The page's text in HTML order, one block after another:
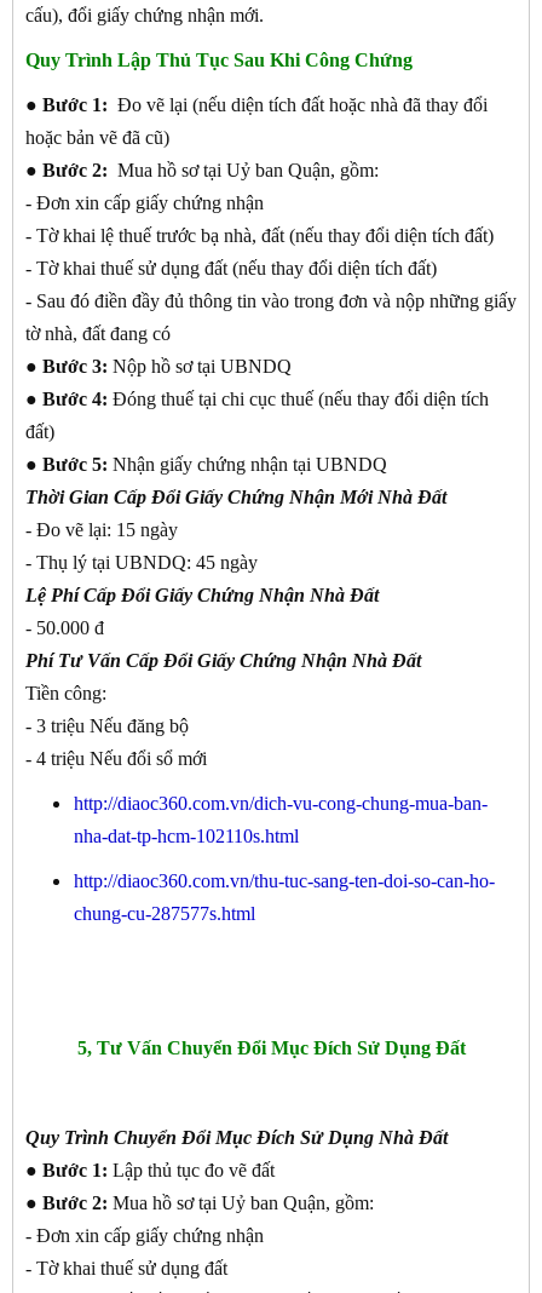
cấu), đổi giấy chứng nhận mới.
Quy Trình Lập Thủ Tục Sau Khi Công Chứng
● Bước 1: Đo vẽ lại (nếu diện tích đất hoặc nhà đã thay đổi
hoặc bản vẽ đã cũ)
● Bước 2: Mua hồ sơ tại Uỷ ban Quận, gồm:
- Đơn xin cấp giấy chứng nhận
- Tờ khai lệ thuế trước bạ nhà, đất (nếu thay đổi diện tích đất)
- Tờ khai thuế sử dụng đất (nếu thay đổi diện tích đất)
- Sau đó điền đầy đủ thông tin vào trong đơn và nộp những giấy
tờ nhà, đất đang có
● Bước 3: Nộp hồ sơ tại UBNDQ
● Bước 4: Đóng thuế tại chi cục thuế (nếu thay đổi diện tích
đất)
● Bước 5: Nhận giấy chứng nhận tại UBNDQ
Thời Gian Cấp Đổi Giấy Chứng Nhận Mới Nhà Đất
- Đo vẽ lại: 15 ngày
- Thụ lý tại UBNDQ: 45 ngày
Lệ Phí Cấp Đổi Giấy Chứng Nhận Nhà Đất
- 50.000 đ
Phí Tư Vấn Cấp Đổi Giấy Chứng Nhận Nhà Đất
Tiền công:
- 3 triệu Nếu đăng bộ
- 4 triệu Nếu đổi sổ mới
http://diaoc360.com.vn/dich-vu-cong-chung-mua-ban-
nha-dat-tp-hcm-102110s.html
http://diaoc360.com.vn/thu-tuc-sang-ten-doi-so-can-ho-
chung-cu-287577s.html
5, Tư Vấn Chuyển Đổi Mục Đích Sử Dụng Đất
Quy Trình Chuyển Đổi Mục Đích Sử Dụng Nhà Đất
● Bước 1: Lập thủ tục đo vẽ đất
● Bước 2: Mua hồ sơ tại Uỷ ban Quận, gồm:
- Đơn xin cấp giấy chứng nhận
- Tờ khai thuế sử dụng đất